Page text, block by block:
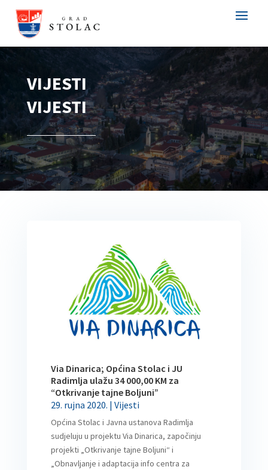
VIJESTI
VIJESTI
Via Dinarica; Općina Stolac i JU
Radimlja ulažu 34 000,00 KM za
“Otkrivanje tajne Boljuni”
29. rujna 2020. | Vijesti
Općina Stolac i Javna ustanova Radimlja
sudjeluju u projektu Via Dinarica, započinju
projekti „Otkrivanje tajne Boljuni“ i
„Obnavljanje i adaptacija info centra za